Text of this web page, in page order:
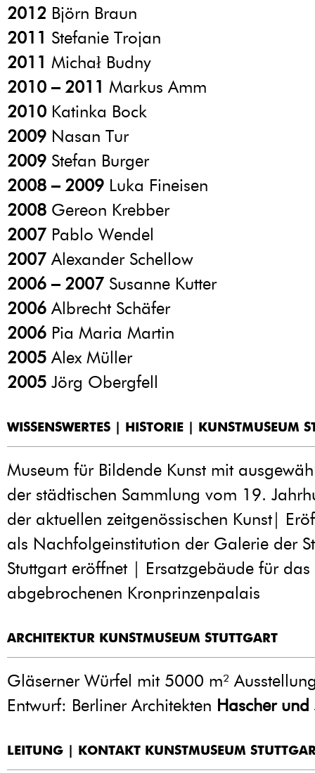
2012 Björn Braun
2011 Stefanie Trojan
2011 Michał Budny
2010 – 2011 Markus Amm
2010 Katinka Bock
2009 Nasan Tur
2009 Stefan Burger
2008 – 2009 Luka Fineisen
2008 Gereon Krebber
2007 Pablo Wendel
2007 Alexander Schellow
2006 – 2007 Susanne Kutter
2006 Albrecht Schäfer
2006 Pia Maria Martin
2005 Alex Müller
2005 Jörg Obergfell
WISSENSWERTES | HISTORIE | KUNSTMUSEUM
Museum für Bildende Kunst mit
der städtischen Sammlung vom 19.
der aktuellen zeitgenössischen Kunst|
als Nachfolgeinstitution der Galerie der
Stuttgart eröffnet | Ersatzgebäude für
abgebrochenen Kronprinzenpalais
ARCHITEKTUR KUNSTMUSEUM STUTTGART
Gläserner Würfel mit 5000 m²
Entwurf: Berliner Architekten Hascher und
LEITUNG | KONTAKT KUNSTMUSEUM